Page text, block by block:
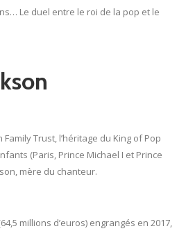
Le duel entre le roi de la pop et le
Trust, l’héritage du King of Pop
(Paris, Prince Michael I et Prince
mère du chanteur.
millions d’euros) engrangés en 2017,